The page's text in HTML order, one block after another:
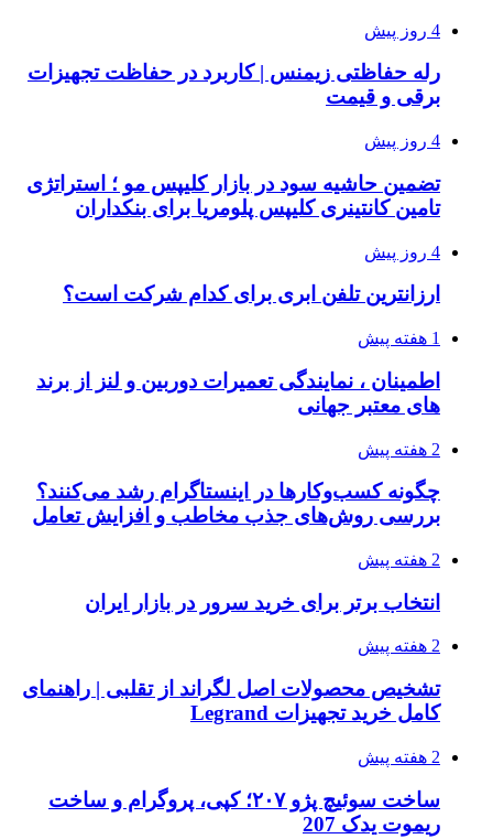
4 روز پیش
رله حفاظتی زیمنس | کاربرد در حفاظت تجهیزات
برقی و قیمت
4 روز پیش
تضمین حاشیه سود در بازار کلیپس مو ؛ استراتژی
تامین کانتینری کلیپس پلومریا برای بنکداران
4 روز پیش
ارزانترین تلفن ابری برای کدام شرکت است؟
1 هفته پیش
اطمینان ، نمایندگی تعمیرات دوربین و لنز از برند
های معتبر جهانی
2 هفته پیش
چگونه کسب‌وکارها در اینستاگرام رشد می‌کنند؟
بررسی روش‌های جذب مخاطب و افزایش تعامل
2 هفته پیش
انتخاب برتر برای خرید سرور در بازار ایران
2 هفته پیش
تشخیص محصولات اصل لگراند از تقلبی | راهنمای
کامل خرید تجهیزات Legrand
2 هفته پیش
ساخت سوئیچ پژو ۲۰۷؛ کپی، پروگرام و ساخت
ریموت یدک 207